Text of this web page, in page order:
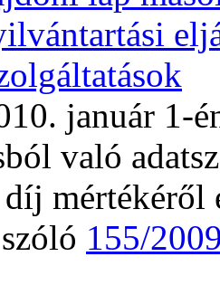
január 1-
való
mértékéről
155/